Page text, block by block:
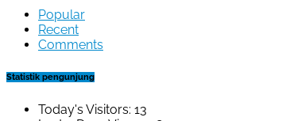
Popular
Recent
Comments
Statistik pengunjung
Today's Visitors: 13